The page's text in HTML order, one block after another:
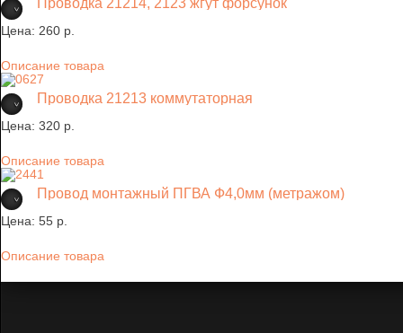
Цена: 260 p.
Описание товара
Проводка 21213 коммутаторная
Цена: 320 p.
Описание товара
Провод монтажный ПГВА Ф4,0мм (метражом)
Цена: 55 p.
Описание товара